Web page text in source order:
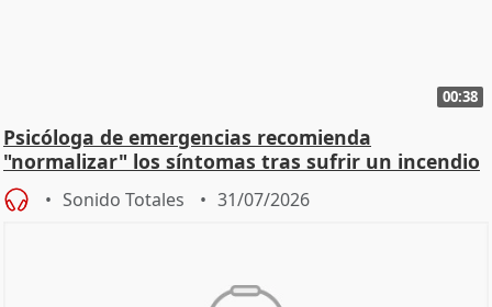
00:38
Psicóloga de emergencias recomienda
"normalizar" los síntomas tras sufrir un incendio
Sonido Totales 31/07/2026